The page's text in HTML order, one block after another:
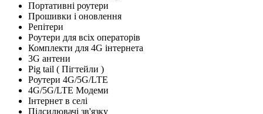
Портативні роутери
Прошивки і оновлення
Репітери
Роутери для всіх операторів
Комплекти для 4G інтернета
3G антени
Pig tail ( Пігтейли )
Роутери 4G/5G/LTE
4G/5G/LTE Модеми
Інтернет в селі
Підсилювачі зв'язку